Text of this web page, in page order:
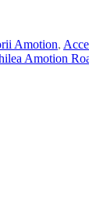
Amotion,
Amotion